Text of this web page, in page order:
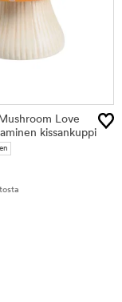
Love
kissankuppi